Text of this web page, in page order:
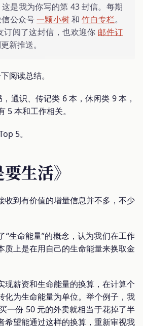
是我为你写的第 43 封信。每期
信公众号一颗小树和竹白专栏。
订阅了这封信，也欢迎你 邮件订
新推送。
阅读总结。
通识、传记类 6 本，休闲类 9 本，
5 本和工作相关。
5。
生活》
收到有价值的增量信息并不多，不少
“生命能量”的概念，认为我们在工作
质上是在用自己的生命能量来换取金
现薪资和生命能量的换算，在计算个
化为生命能量为单位。举个例子，我
一份 50 元的外卖就相当于花掉了半
希望能通过这样的换算，重新审视我